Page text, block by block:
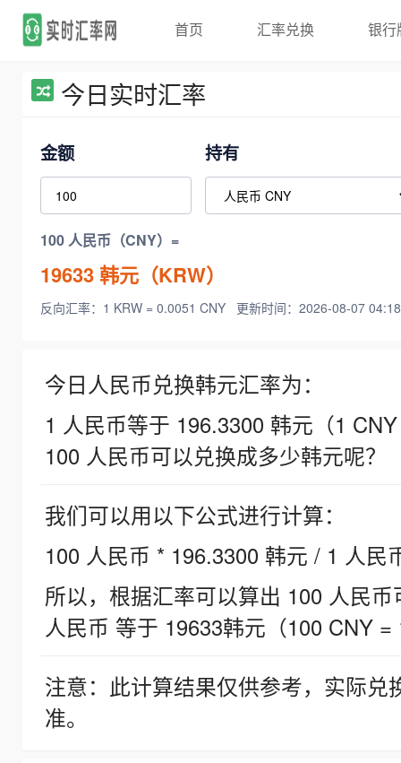
首页 汇率兑换 银行
今日实时汇率
金额 持有
100 人民币（CNY）=
19633韩元（KRW）
反向汇率：1 KRW = 0.0051 CNY 更新时间：2026-08-07
今日人民币兑换韩元汇率为：
1 人民币等于 196.3300 韩元（1
100 人民币可以兑换成多少韩元呢？
我们可以用以下公式进行计算：
100 人民币 * 196.3300 韩元 / 1 人民
所以，根据汇率可以算出 100 人民
人民币 等于 19633韩元（100 CNY =
注意：此计算结果仅供参考，实际
准。